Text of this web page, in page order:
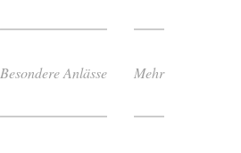
Besondere Anlässe Mehr